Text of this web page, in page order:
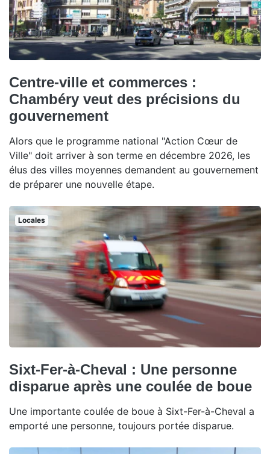
Centre-ville et commerces :
Chambéry veut des précisions du
gouvernement
Alors que le programme national "Action Cœur de
Ville" doit arriver à son terme en décembre 2026, les
élus des villes moyennes demandent au gouvernement
de préparer une nouvelle étape.
Locales
Sixt-Fer-à-Cheval : Une personne
disparue après une coulée de boue
Une importante coulée de boue à Sixt-Fer-à-Cheval a
emporté une personne, toujours portée disparue.